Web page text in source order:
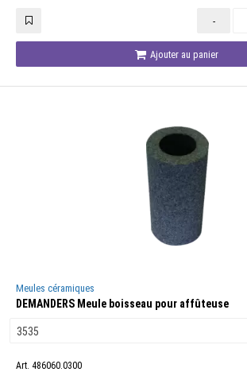
-
Ajouter au panier
Meules céramiques
DEMANDERS Meule boisseau pour affûteuse
Art. 486060.0300